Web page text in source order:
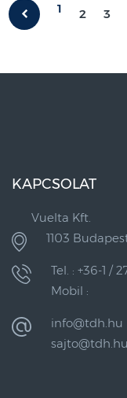
1 2 3
KAPCSOLAT
Vuelta Kft.
1103
Tel. : +36-1 /
Mobil :
info@tdh.hu
sajto@tdh.hu